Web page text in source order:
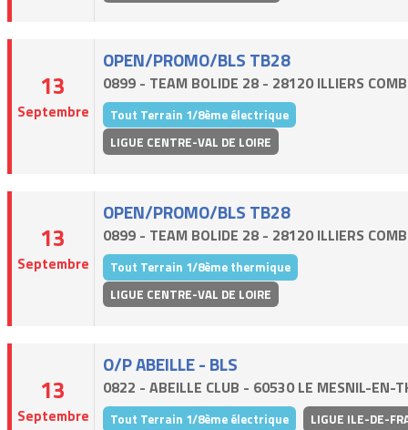
13
Septembre
OPEN/PROMO/BLS TB28
0899 - TEAM BOLIDE 28 - 28120 ILLIERS
Tout Terrain 1/8ème électrique
LIGUE CENTRE-VAL DE LOIRE
13
Septembre
OPEN/PROMO/BLS TB28
0899 - TEAM BOLIDE 28 - 28120 ILLIERS
Tout Terrain 1/8ème thermique
LIGUE CENTRE-VAL DE LOIRE
13
Septembre
O/P ABEILLE - BLS
0822 - ABEILLE CLUB - 60530 LE MESNIL-EN-
Tout Terrain 1/8ème électrique LIGUE ILE-DE-